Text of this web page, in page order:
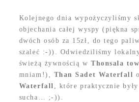
Kolejnego dnia wypożyczyliśmy
objechania całej wyspy (piękna
dwóch osób za 15zł, do tego
szaleć :-)). Odwiedziliśmy
świeżą żywnością wThonsala
mniam!), Than Sadet Waterfall
Waterfall , które praktycznie
sucha… ;-)).